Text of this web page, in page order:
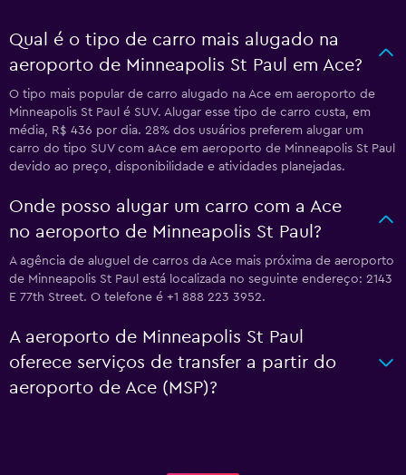
Qual é o tipo de carro mais alugado na
aeroporto de Minneapolis St Paul em Ace?
O tipo mais popular de carro alugado na Ace em aeroporto de
Minneapolis St Paul é SUV. Alugar esse tipo de carro custa, em
média, R$ 436 por dia. 28% dos usuários preferem alugar um
carro do tipo SUV com aAce em aeroporto de Minneapolis St Paul
devido ao preço, disponibilidade e atividades planejadas.
Onde posso alugar um carro com a Ace
no aeroporto de Minneapolis St Paul?
A agência de aluguel de carros da Ace mais próxima de aeroporto
de Minneapolis St Paul está localizada no seguinte endereço: 2143
E 77th Street. O telefone é +1 888 223 3952.
A aeroporto de Minneapolis St Paul
oferece serviços de transfer a partir do
aeroporto de Ace (MSP)?